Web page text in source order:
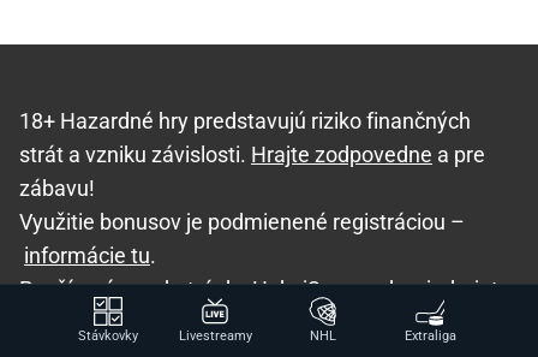
18+ Hazardné hry predstavujú riziko finančných
strát a vzniku závislosti. Hrajte zodpovedne a pre
zábavu!
Využitie bonusov je podmienené registráciou –
informácie tu.
Používaním webstránky HokejSpravy.sk vyjadrujete
súhlas s používaním cookies v súlade s nastavením
Stávkovky Livestreamy NHL Extraliga